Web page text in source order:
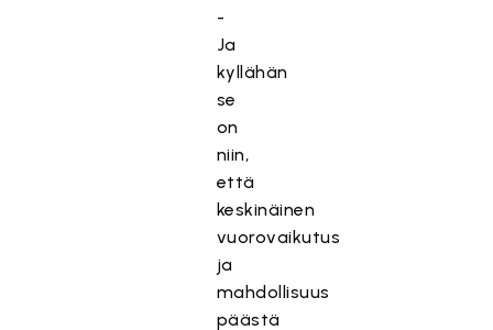
-
Ja
kyllähän
se
on
niin,
että
keskinäinen
vuorovaikutus
ja
mahdollisuus
päästä